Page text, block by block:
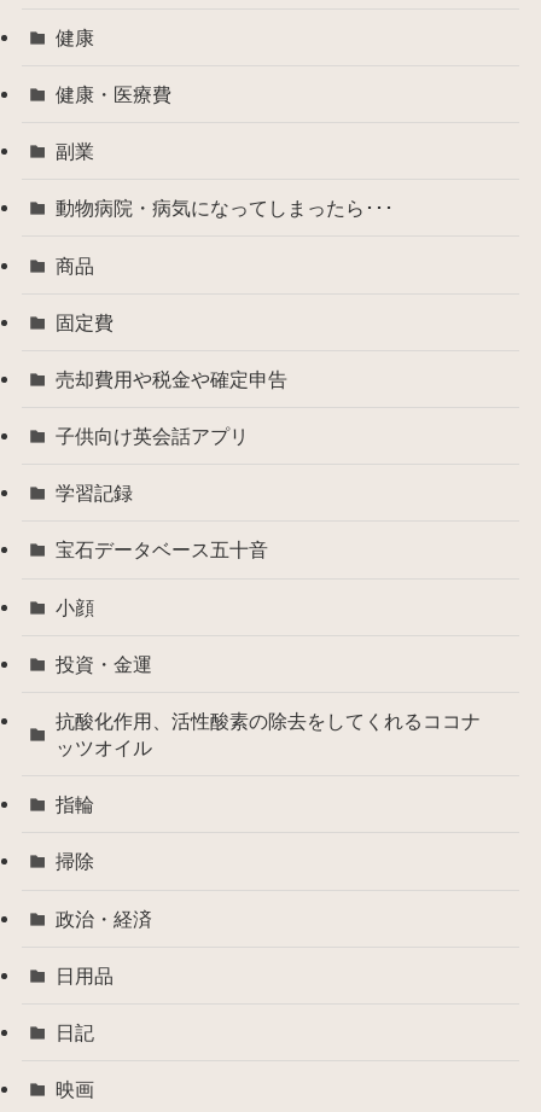
健康
健康・医療費
副業
動物病院・病気になってしまったら･･･
商品
固定費
売却費用や税金や確定申告
子供向け英会話アプリ
学習記録
宝石データベース五十音
小顔
投資・金運
抗酸化作用、活性酸素の除去をしてくれるココナ
ッツオイル
指輪
掃除
政治・経済
日用品
日記
映画